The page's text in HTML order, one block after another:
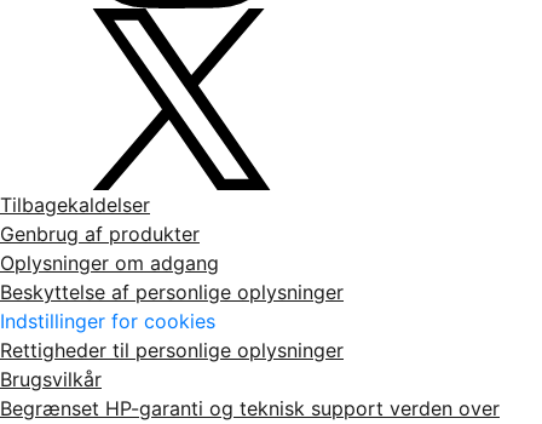
Tilbagekaldelser
Genbrug af produkter
Oplysninger om adgang
Beskyttelse af personlige oplysninger
Indstillinger for cookies
Rettigheder til personlige oplysninger
Brugsvilkår
Begrænset HP-garanti og teknisk support verden over